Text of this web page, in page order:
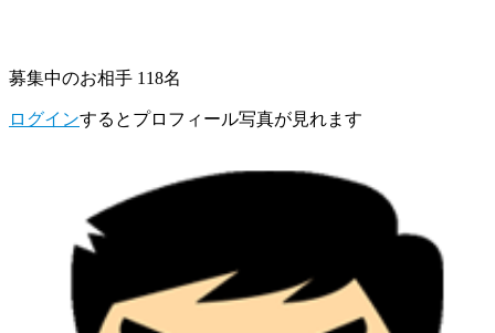
募集中のお相手 118名
ログインするとプロフィール写真が見れます